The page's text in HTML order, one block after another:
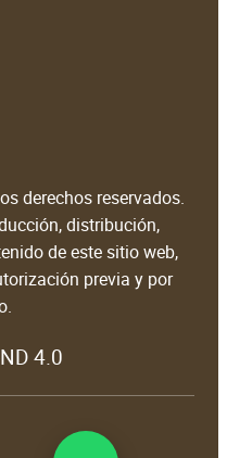
derechos reservados.
distribución,
de este sitio web,
previa y por
4.0